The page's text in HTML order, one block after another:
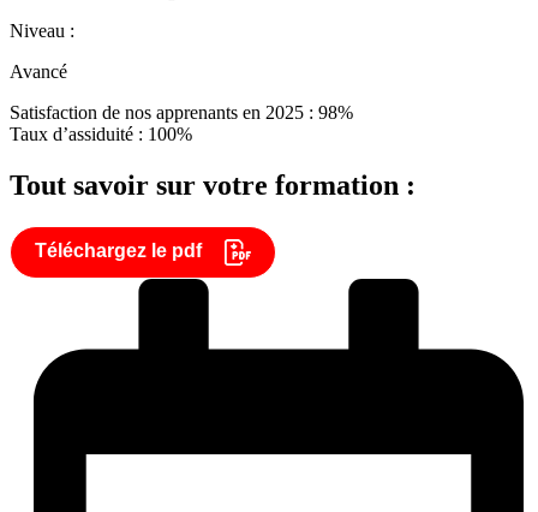
Niveau :
Avancé
Satisfaction de nos apprenants en 2025 : 98%
Taux d’assiduité : 100%
Tout savoir sur votre formation :
Téléchargez le pdf